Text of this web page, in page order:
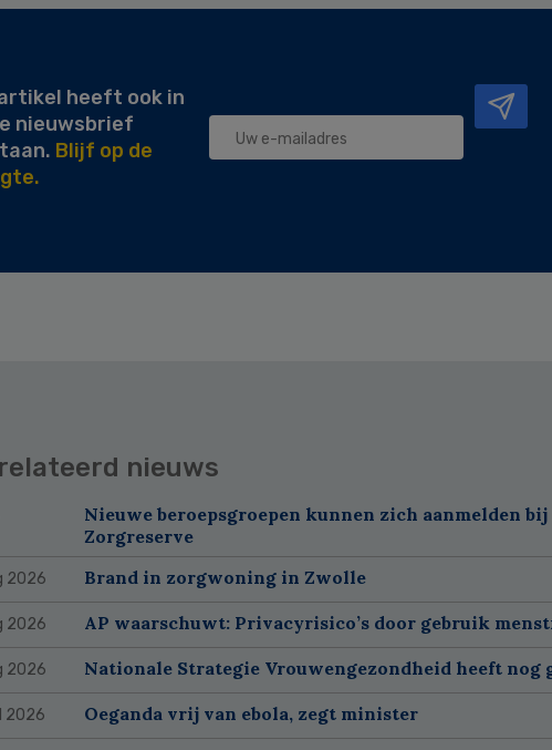
heeft ook in
nieuwsbrief
Blijf op de
nieuws
Nieuwe beroepsgroepen kunnen zich aanmelden
Zorgreserve
2026 Brand in zorgwoning in Zwolle
2026 AP waarschuwt: Privacyrisico’s door gebruik
2026 Nationale Strategie Vrouwengezondheid heeft nog
2026 Oeganda vrij van ebola, zegt minister